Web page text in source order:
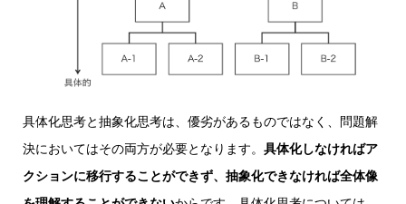
具体化思考と抽象化思考は、優劣があるものではなく、問題解
決においてはその両方が必要となります。 具体化しなければア
クションに移行することができず、抽象化できなければ全体像